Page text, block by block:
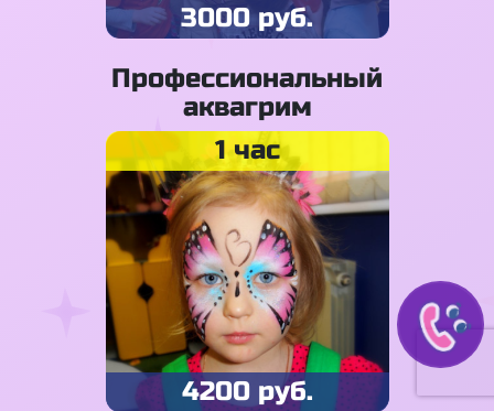
3000 руб.
Профессиональный
аквагрим
1 час
4200 руб.